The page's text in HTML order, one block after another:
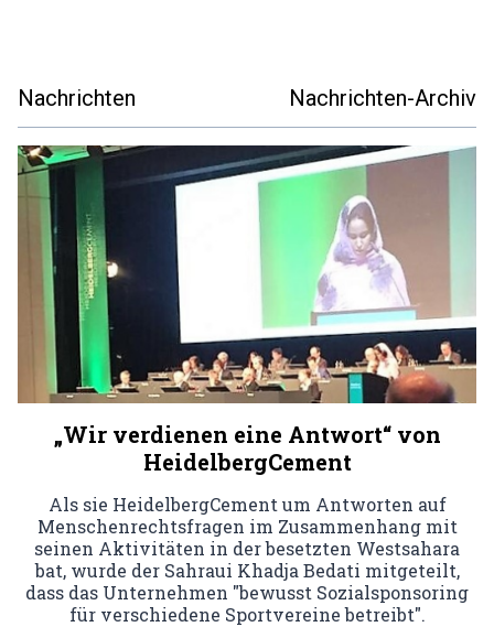
Nachrichten Nachrichten-Archiv
„Wir verdienen eine Antwort“ von
HeidelbergCement
Als sie HeidelbergCement um Antworten auf
Menschenrechtsfragen im Zusammenhang mit
seinen Aktivitäten in der besetzten Westsahara
bat, wurde der Sahraui Khadja Bedati mitgeteilt,
dass das Unternehmen "bewusst Sozialsponsoring
für verschiedene Sportvereine betreibt".